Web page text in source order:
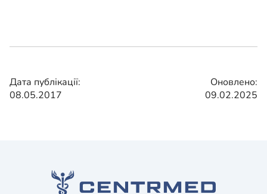
Дата публікації:
08.05.2017
Оновлено:
09.02.2025